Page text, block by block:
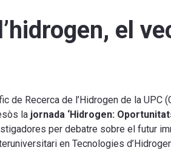
el
Recerca de l’Hidrogen de la UPC
la jornada ‘Hidrogen:
per debatre sobre el futur
en Tecnologies